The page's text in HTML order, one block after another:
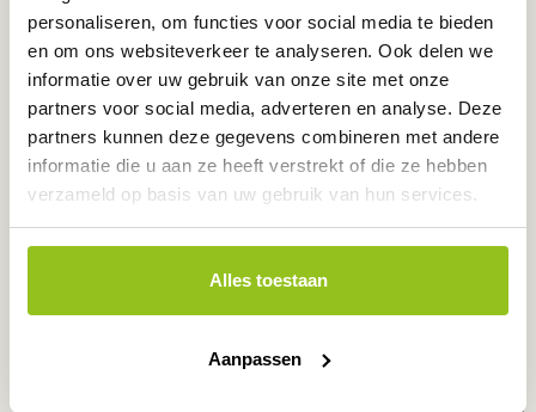
personaliseren, om functies voor social media te bieden
en om ons websiteverkeer te analyseren. Ook delen we
informatie over uw gebruik van onze site met onze
partners voor social media, adverteren en analyse. Deze
partners kunnen deze gegevens combineren met andere
informatie die u aan ze heeft verstrekt of die ze hebben
verzameld op basis van uw gebruik van hun services.
Alles toestaan
Aanpassen
Categorieën:
Stentklemmen ,Overige plastics,Gewasondersteuning
Ook interessantvoor u